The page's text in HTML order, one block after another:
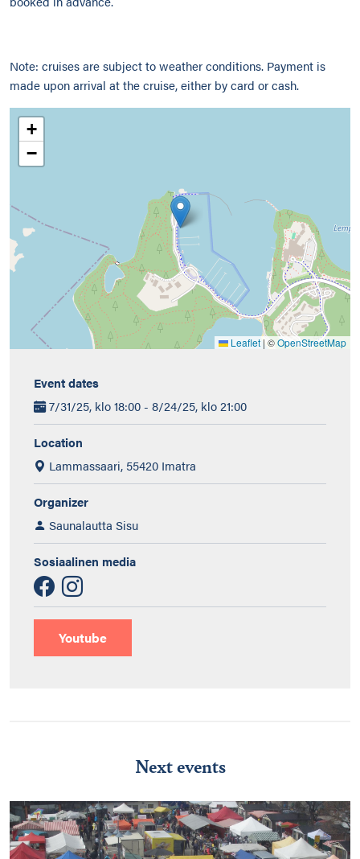
Note: cruises are subject to weather conditions. Payment is
made upon arrival at the cruise, either by card or cash.
+
−
Leaflet | ©OpenStreetMap
Event dates
7/31/25, klo 18:00 - 8/24/25, klo 21:00
Location
Lammassaari, 55420 Imatra
Organizer
Saunalautta Sisu
Sosiaalinen media
Youtube
Next events